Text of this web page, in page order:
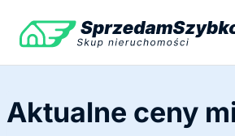
treści
Aktualne ceny